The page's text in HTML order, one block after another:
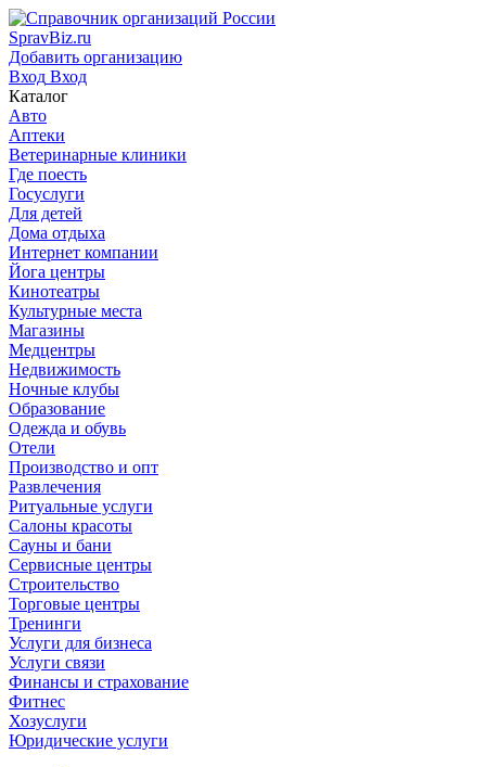
SpravBiz.ru
Добавить организацию
Вход Вход
Каталог
Авто
Аптеки
Ветеринарные клиники
Где поесть
Госуслуги
Для детей
Дома отдыха
Интернет компании
Йога центры
Кинотеатры
Культурные места
Магазины
Медцентры
Недвижимость
Ночные клубы
Образование
Одежда и обувь
Отели
Производство и опт
Развлечения
Ритуальные услуги
Салоны красоты
Сауны и бани
Сервисные центры
Строительство
Торговые центры
Тренинги
Услуги для бизнеса
Услуги связи
Финансы и страхование
Фитнес
Хозуслуги
Юридические услуги